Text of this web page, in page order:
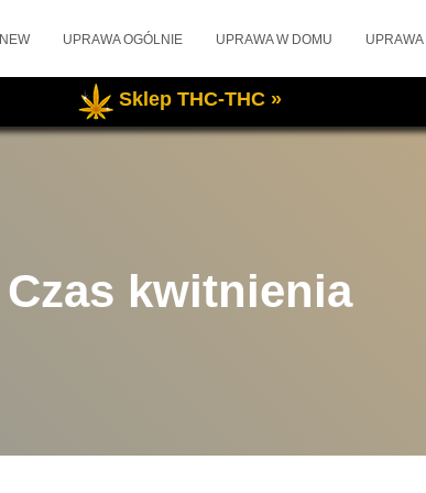
Sklep THC-THC »
NEW UPRAWA OGÓLNIE UPRAWA W DOMU
Czas kwitnienia